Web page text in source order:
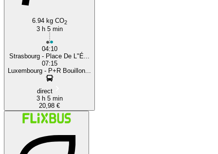
6.94 kg CO2
3 h 5 min
04:10
Strasbourg - Place De L"É...
07:15
Luxembourg - P+R Bouillon...
direct
3 h 5 min
20,98 €